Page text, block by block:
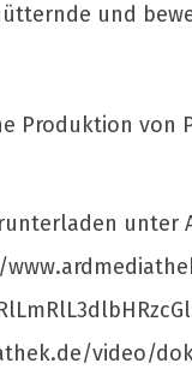
und
Produktion von
unter
video/